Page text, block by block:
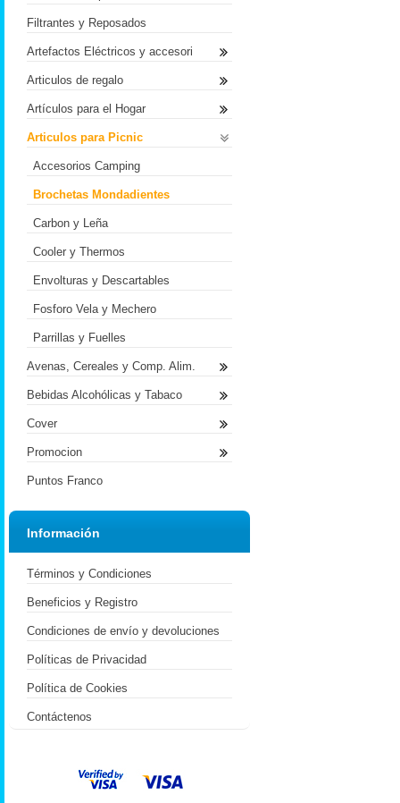
Filtrantes y Reposados
Artefactos Eléctricos y accesori
Articulos de regalo
Artículos para el Hogar
Articulos para Picnic
Accesorios Camping
Brochetas Mondadientes
Carbon y Leña
Cooler y Thermos
Envolturas y Descartables
Fosforo Vela y Mechero
Parrillas y Fuelles
Avenas, Cereales y Comp. Alim.
Bebidas Alcohólicas y Tabaco
Cover
Promocion
Puntos Franco
Información
Términos y Condiciones
Beneficios y Registro
Condiciones de envío y devoluciones
Políticas de Privacidad
Política de Cookies
Contáctenos